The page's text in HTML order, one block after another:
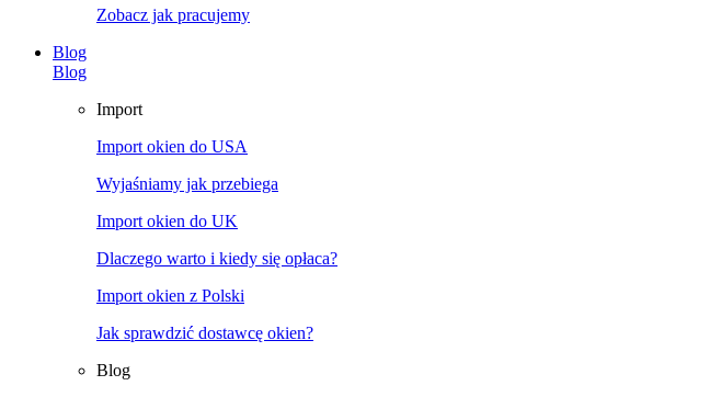
Zobacz jak pracujemy
Blog
Blog
Import
Import okien do USA
Wyjaśniamy jak przebiega
Import okien do UK
Dlaczego warto i kiedy się opłaca?
Import okien z Polski
Jak sprawdzić dostawcę okien?
Blog